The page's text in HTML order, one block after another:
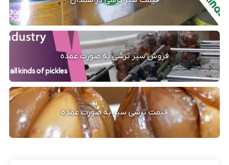
فروش سیر ترشی به صورت عمده
قیمت ترشی سیر به صورت عمده